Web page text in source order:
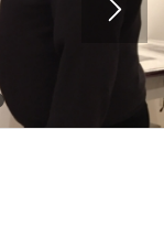
4